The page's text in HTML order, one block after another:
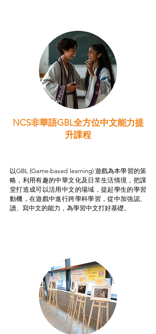
NCS非華語GBL全方位中文能力提
升課程
以GBL (Game-based learning) 遊戲為本學習的策
略，利用有趣的中華文化及日常生活情境，把課
堂打造成可以活用中文的場域，提起學生的學習
動機，在遊戲中進行跨學科學習，從中加強認、
讀、寫中文的能力，為學習中文打好基礎。